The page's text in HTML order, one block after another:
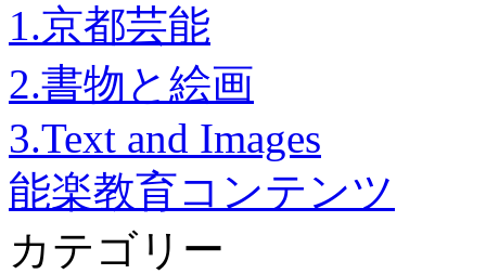
1.京都芸能
2.書物と絵画
3.Text and Images
能楽教育コンテンツ
カテゴリー